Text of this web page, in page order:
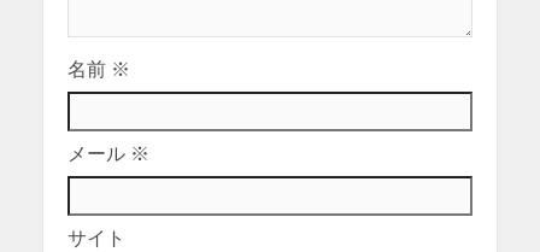
名前 ※
メール ※
サイト